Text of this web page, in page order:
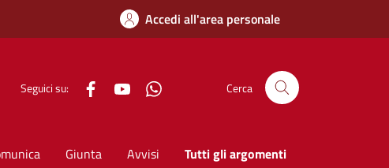
Accedi all'area personale
Seguici su: FacebookYouTube Cerca
Giunta Avvisi Tutti gli argomenti